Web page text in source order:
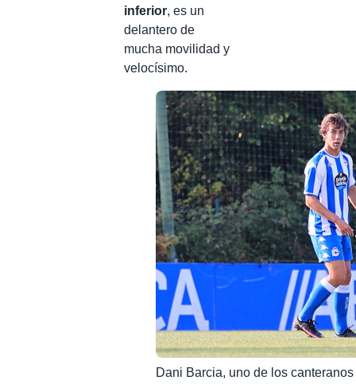
inferior, es un
delantero de
mucha movilidad y
velocísimo.
Dani Barcia, uno de los